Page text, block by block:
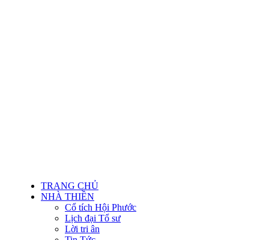
TRANG CHỦ
NHÀ THIỀN
Cổ tích Hội Phước
Lịch đại Tổ sư
Lời tri ân